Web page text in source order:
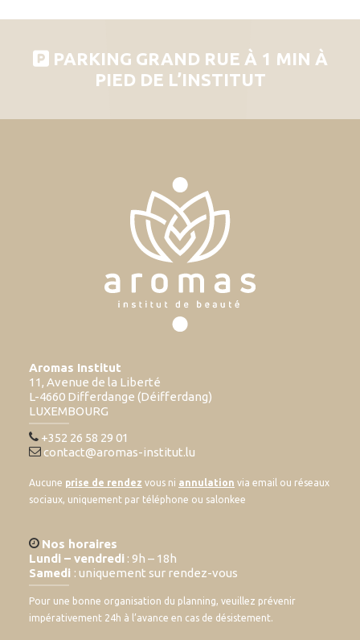
PARKING GRAND RUE À 1 MIN À
PIED DE L’INSTITUT
Aromas Institut
11, Avenue de la Liberté
L-4660 Differdange (Déifferdang)
LUXEMBOURG
+352 26 58 29 01
contact@aromas-institut.lu
Aucune prise de rendez vous ni annulation via email ou réseaux
sociaux, uniquement par téléphone ou salonkee
Nos horaires
Lundi – vendredi : 9h – 18h
Samedi : uniquement sur rendez-vous
Pour une bonne organisation du planning, veuillez prévenir
impérativement 24h à l’avance en cas de désistement.